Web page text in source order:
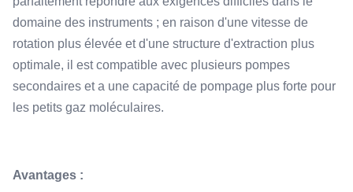
Graisse
Ultimate Pressure:
CF:2E-7, ISO-K:2×10-6
domaine des instruments ; en raison d'une vitesse de
rotation plus élevée et d'une structure d'extraction plus
optimale, il est compatible avec plusieurs pompes
secondaires et a une capacité de pompage plus forte pour
les petits gaz moléculaires.
Avantages :